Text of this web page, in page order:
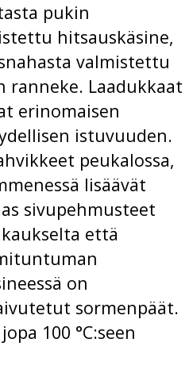
pukin
hitsauskäsine,
valmistettu
ranneke. Laadukkaat
erinomaisen
istuvuuden.
peukalossa,
lisäävät
sivupehmusteet
että
on
sormenpäät.
100 °C:seen